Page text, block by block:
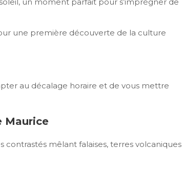
une première découverte de la culture
au décalage horaire et de vous mettre
Maurice
contrastés mêlant falaises, terres volcaniques